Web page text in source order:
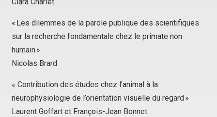
Clara Charlet
« Les dilemmes de la parole publique des scientifiques
sur la recherche fondamentale chez le primate non
humain »
Nicolas Brard
« Contribution des études chez l’animal à la
neurophysiologie de l’orientation visuelle du regard »
Laurent Goffart et François-Jean Bonnet